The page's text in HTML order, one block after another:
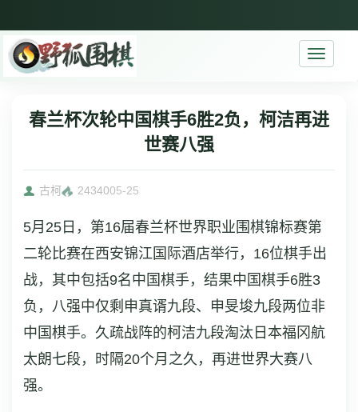
Toggle
春兰杯次轮中国棋手6胜2负，柯洁再进
世赛八强
古柯 2434005-25
5月25日，第16届春兰杯世界职业围棋锦标赛第
二轮比赛在西安锦江国际酒店举行，16位棋手出
战，其中包括9名中国棋手，结果中国棋手6胜3
负，八强中仅剩申真谞九段、申旻埈九段两位非
中国棋手。久疏战阵的柯洁九段淘汰日本福冈航
太朗七段，时隔20个月之久，再进世界大赛八
强。